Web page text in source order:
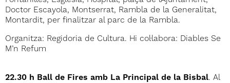
Doctor Escayola, Montserrat, Rambla de la Generalitat,
Montardit, per finalitzar al parc de la Rambla.
Organitza: Regidoria de Cultura. Hi col·labora: Diables Se
M’n Refum
22.30 h Ball de Fires amb La Principal de la Bisbal. Al